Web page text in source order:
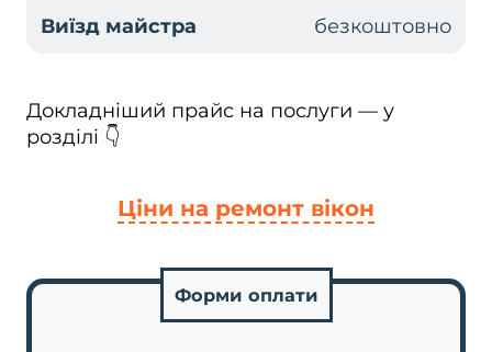
Виїзд майстра безкоштовно
Докладніший прайс на послуги — у
розділі 👇
Ціни на ремонт вікон
Форми оплати